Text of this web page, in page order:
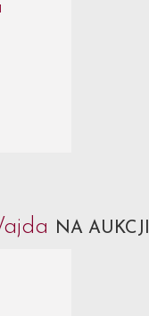
NA AUKCJI